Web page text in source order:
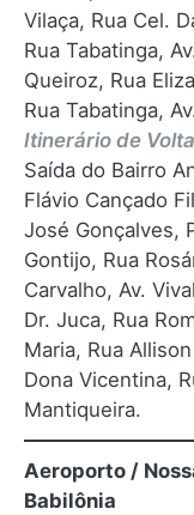
Vilaça, Rua Cel.
Rua Tabatinga,
Queiroz, Rua
Rua Tabatinga,
Itinerário de
Saída do Bairro
Flávio Cançado
José Gonçalves,
Gontijo, Rua
Carvalho, Av.
Dr. Juca, Rua
Maria, Rua
Dona Vicentina,
Mantiqueira.
Aeroporto /
Babilônia